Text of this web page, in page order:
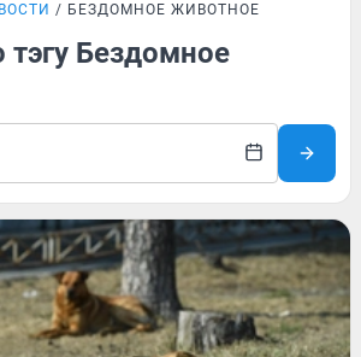
БЕЗДОМНОЕ ЖИВОТНОЕ
тэгу Бездомное